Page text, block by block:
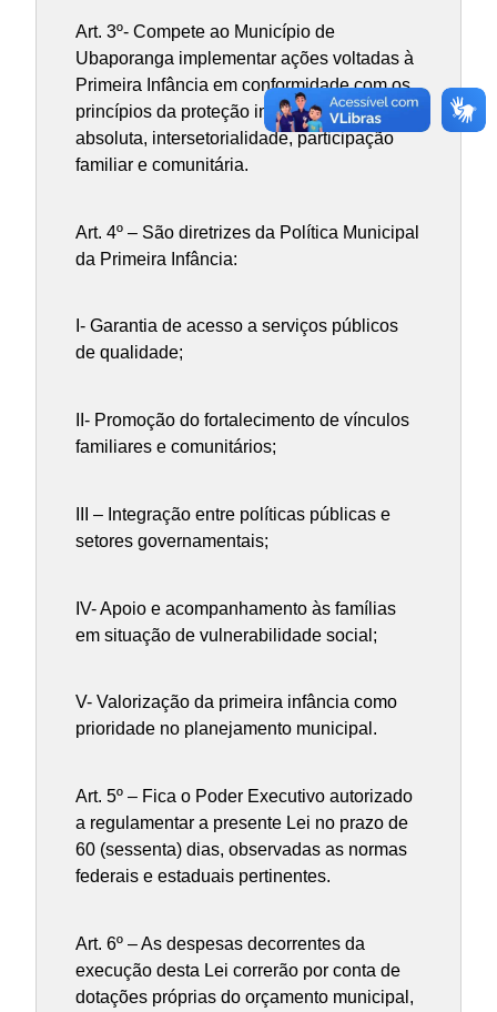
Art. 3º- Compete ao Município de
Ubaporanga implementar ações voltadas à
Primeira Infância em conformidade com os
princípios da proteção integral, prioridade
absoluta, intersetorialidade, participação
familiar e comunitária.
Art. 4º – São diretrizes da Política Municipal
da Primeira Infância:
I- Garantia de acesso a serviços públicos
de qualidade;
II- Promoção do fortalecimento de vínculos
familiares e comunitários;
III – Integração entre políticas públicas e
setores governamentais;
IV- Apoio e acompanhamento às famílias
em situação de vulnerabilidade social;
V- Valorização da primeira infância como
prioridade no planejamento municipal.
Art. 5º – Fica o Poder Executivo autorizado
a regulamentar a presente Lei no prazo de
60 (sessenta) dias, observadas as normas
federais e estaduais pertinentes.
Art. 6º – As despesas decorrentes da
execução desta Lei correrão por conta de
dotações próprias do orçamento municipal,